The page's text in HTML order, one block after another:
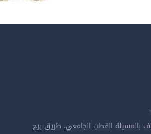
بالمسيلة القطب الجامعي، طريق برج